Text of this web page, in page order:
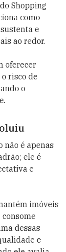
Shopping
como
e
ao redor.
oferecer
risco de
o
não é apenas
ele é
e
imóveis
dessas
e